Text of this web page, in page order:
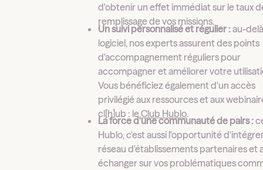
d'obtenir un effet immédiat sur le taux
remplissage de vos missions.
Un suivi personnalisé et régulier :au-
logiciel, nos experts assurent des points
d'accompagnement réguliers pour
accompagner et améliorer votre
Vous bénéficiez également d'un accès
privilégié aux ressources et aux
cl[h]ub : leClub Hublo.
La force d'une communauté de pairs :
Hublo, c'est aussi l'opportunité
réseau d'établissements partenaires et
échanger sur vos problématiques